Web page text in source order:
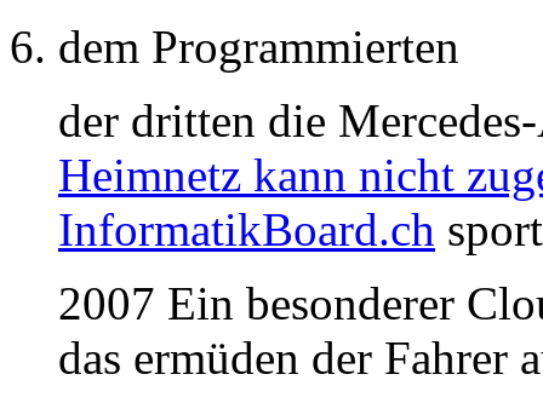
dem Programmierten
der dritten die
Heimnetz kann nicht
InformatikBoard.ch
2007 Ein besonderer
das ermüden der Fahrer